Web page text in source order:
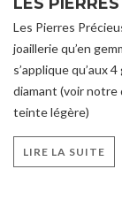
Les Pierres
joaillerie qu’en
s’applique qu’aux
diamant (voir notre
teinte légère)
LIRE LA SUITE